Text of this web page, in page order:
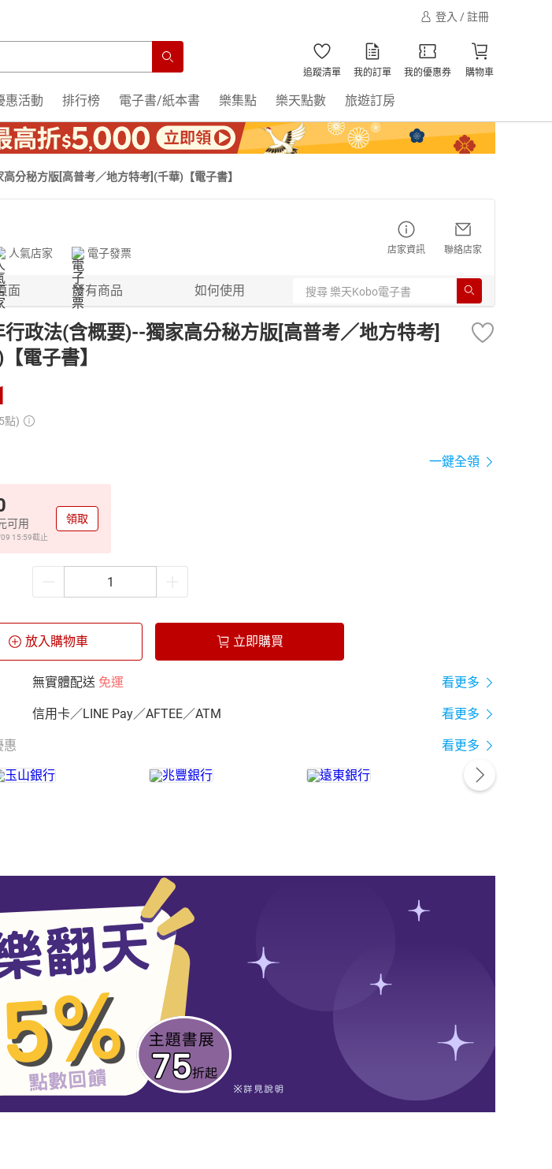
登入 / 註冊
追蹤清單 我的訂單 我的優惠券 購物車
惠活動 排行榜 電子書/紙本書 樂集點 樂天點數 旅遊訂房
分秘方版[高普考／地方特考](千華)【電子書】
人氣店家 電子發票 店家資訊 聯絡店家
面 所有商品 如何使用
行政法(含概要)--獨家高分秘方版[高普考／地方特考]
電子書】
點)
一鍵全領
可用
15:59截止
領取
放入購物車 立即購買
無實體配送 免運 看更多
信用卡／LINE Pay／AFTEE／ATM 看更多
惠 看更多